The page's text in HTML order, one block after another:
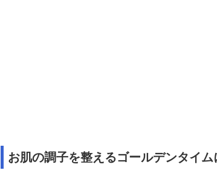
お肌の調子を整えるゴールデンタイム